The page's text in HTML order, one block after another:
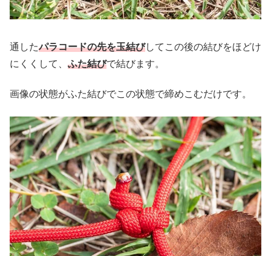
通したパラコードの先を玉結びしてこの後の結びをほどけ
にくくして、 ふた結びで結びます。
画像の状態がふた結びでこの状態で締めこむだけです。